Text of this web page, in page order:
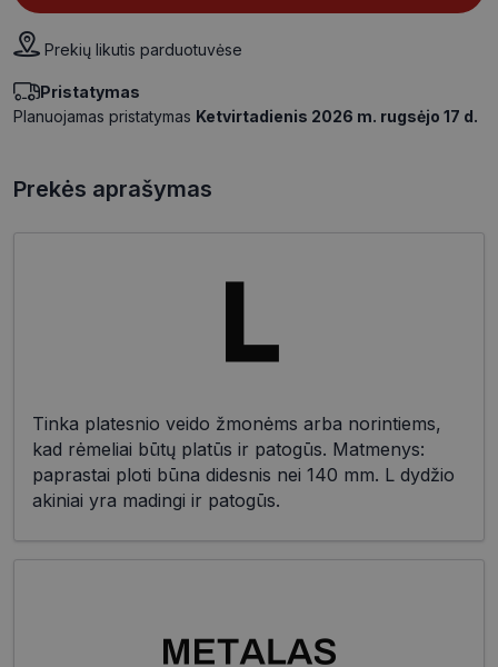
Prekių likutis parduotuvėse
Pristatymas
Planuojamas pristatymas Ketvirtadienis 2026 m. rugsėjo 17 d.
Prekės aprašymas
Tinka platesnio veido žmonėms arba norintiems,
kad rėmeliai būtų platūs ir patogūs. Matmenys:
paprastai ploti būna didesnis nei 140 mm. L dydžio
akiniai yra madingi ir patogūs.